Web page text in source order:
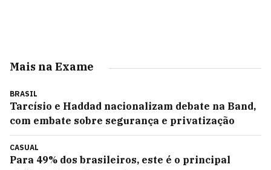
Mais na Exame
BRASIL
Tarcísio e Haddad nacionalizam debate na Band,
com embate sobre segurança e privatização
CASUAL
Para 49% dos brasileiros, este é o principal